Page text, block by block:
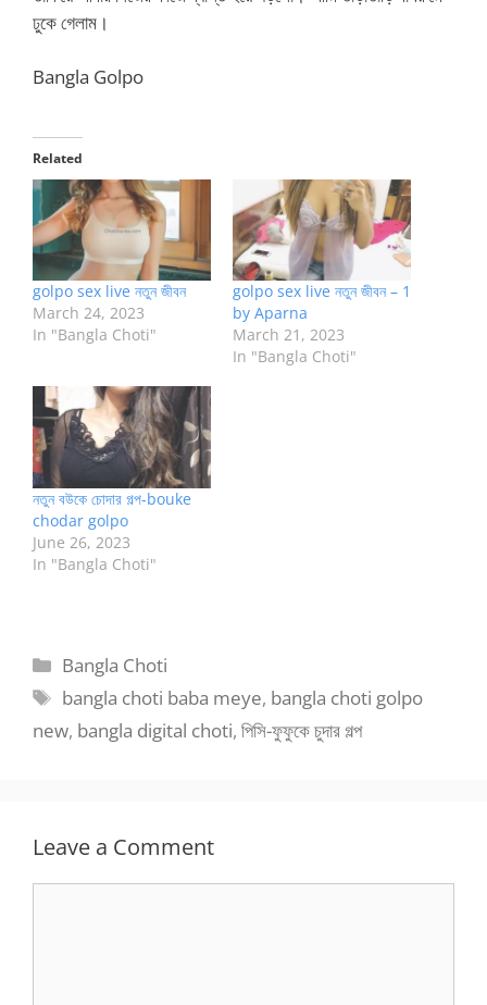
ঢুকে গেলাম।
Bangla Golpo
Related
golpo sex live নতুন জীবন
March 24, 2023
In "Bangla Choti"
golpo sex live নতুন জীবন – 1
by Aparna
March 21, 2023
In "Bangla Choti"
নতুন বউকে চোদার গল্প-bouke
chodar golpo
June 26, 2023
In "Bangla Choti"
Categories
Bangla Choti
Tags
bangla choti baba meye, bangla choti golpo
new, bangla digital choti, পিসি-ফুফুকে চুদার গল্প
Leave a Comment